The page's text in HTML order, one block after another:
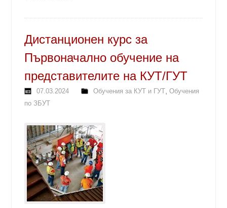
Дистанционен курс за
Първоначално обучение на
представителите на КУТ/ГУТ
07.03.2024 Обучения за КУТ и ГУТ,Обучения
по ЗБУТ